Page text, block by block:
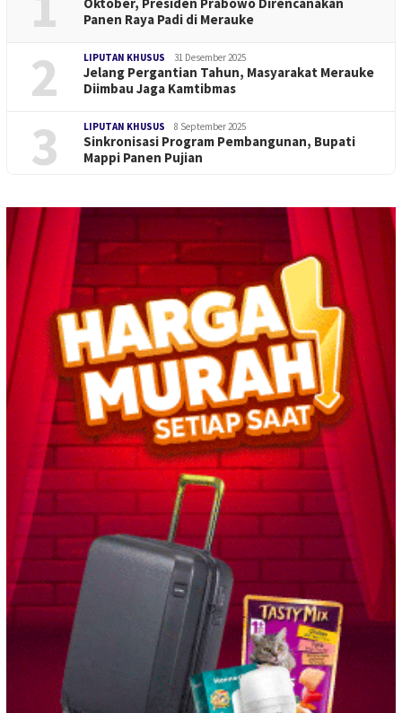
Panen Raya Padi di Merauke
2 LIPUTAN KHUSUS 31 Desember 2025
Jelang Pergantian Tahun, Masyarakat Merauke
Diimbau Jaga Kamtibmas
3 LIPUTAN KHUSUS 8 September 2025
Sinkronisasi Program Pembangunan, Bupati
Mappi Panen Pujian